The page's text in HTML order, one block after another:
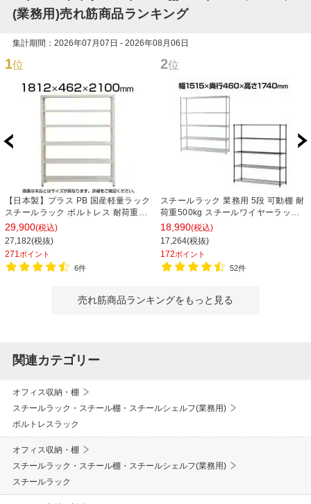
(業務用)売れ筋商品ランキング
集計期間：2026年07月07日 - 2026年08月06日
1位
【日本製】プラス PB 国産軽量ラック
スチールラック ボルトレス 耐荷重
150kg/段 天地6段 幅1812×奥行462×
高さ2100mm スチール棚 スチールシ
ェルフ 収納棚 オープンラック 収納ラ
ック
29,900(税込)
27,182(税抜)
271 ポイント
6件
2位
スチールラック 業務用 5段 可動棚 耐
荷重500kg スチールワイヤーラック
シェルゴ 幅1515×奥行460×高さ
1740mm
18,990(税込)
17,264(税抜)
172ポイント
52件
売れ筋商品ランキングをもっと見る
関連カテゴリー
オフィス収納・棚
スチールラック・スチール棚・スチールシェルフ(業務用)
ボルトレスラック
オフィス収納・棚
スチールラック・スチール棚・スチールシェルフ(業務用)
スチールラック